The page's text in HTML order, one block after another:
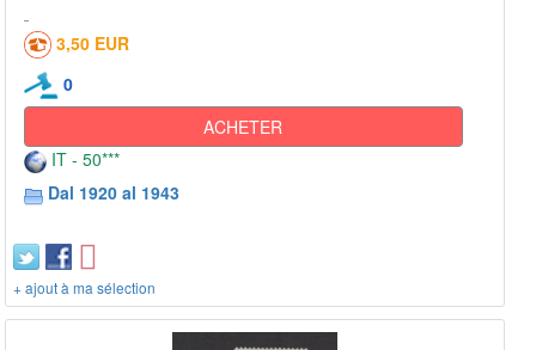
3,50 EUR
0
ACHETER
IT - 50***
Dal 1920 al 1943
+ ajout à ma sélection